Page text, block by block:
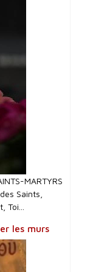
MARTYRS
Saints,
les murs